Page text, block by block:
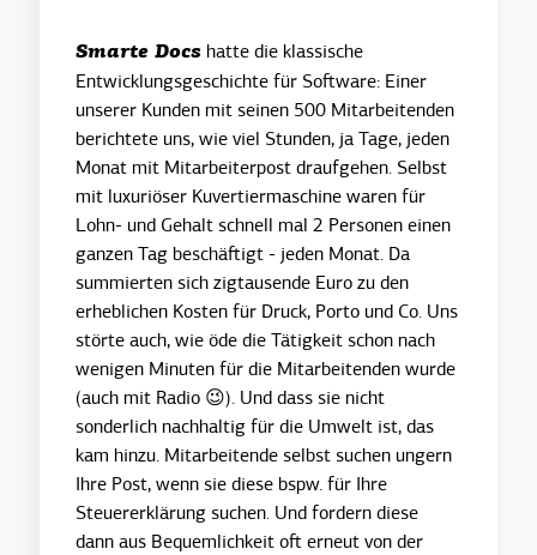
Smarte Docs hatte die klassische
Entwicklungsgeschichte für Software: Einer
unserer Kunden mit seinen 500 Mitarbeitenden
berichtete uns, wie viel Stunden, ja Tage, jeden
Monat mit Mitarbeiterpost draufgehen. Selbst
mit luxuriöser Kuvertiermaschine waren für
Lohn- und Gehalt schnell mal 2 Personen einen
ganzen Tag beschäftigt - jeden Monat. Da
summierten sich zigtausende Euro zu den
erheblichen Kosten für Druck, Porto und Co. Uns
störte auch, wie öde die Tätigkeit schon nach
wenigen Minuten für die Mitarbeitenden wurde
(auch mit Radio 😉). Und dass sie nicht
sonderlich nachhaltig für die Umwelt ist, das
kam hinzu. Mitarbeitende selbst suchen ungern
Ihre Post, wenn sie diese bspw. für Ihre
Steuererklärung suchen. Und fordern diese
dann aus Bequemlichkeit oft erneut von der